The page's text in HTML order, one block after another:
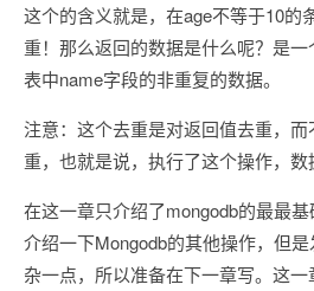
这个的含义就是，在age不等于10的
重！那么返回的数据是什么呢？是
表中name字段的非重复的数据。
注意：这个去重是对返回值去重，
重，也就是说，执行了这个操作，数
在这一章只介绍了mongodb的最最
介绍一下Mongodb的其他操作，但
杂一点，所以准备在下一章写。这一